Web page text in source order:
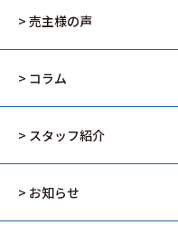
> 売主様の声
> コラム
> スタッフ紹介
> お知らせ